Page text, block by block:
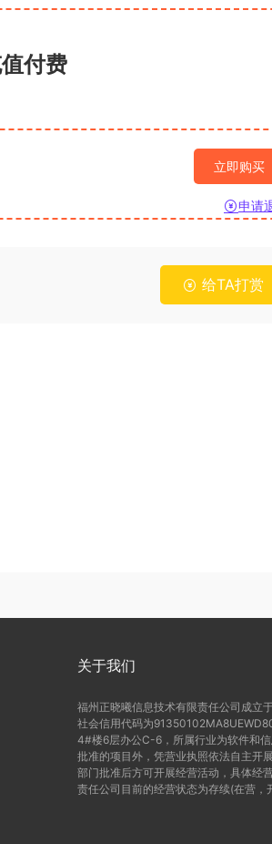
付费
立即购买
申请
给TA打赏
关于我们
福州正晓曦信息技术有限责任公司成
社会信用代码为
4#楼6层办公C-6，所属行业为软件和
批准的项目外，凭营业执照依法自主开
部门批准后方可开展经营活动，具体经
责任公司目前的经营状态为存续(在营，